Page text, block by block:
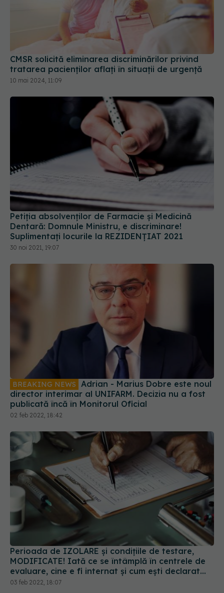
CMSR solicită eliminarea discriminărilor privind
tratarea pacienților aflați în situații de urgență
10 mai 2024, 11:09
Petiția absolvenților de Farmacie și Medicină
Suplimentați locurile la REZIDENȚIAT 2021
30 noi 2021, 19:07
BREAKING NEWS
director interimar al UNIFARM. Decizia nu a fost
publicată încă în Monitorul Oficial
02 feb 2022, 18:42
Perioada de IZOLARE și condițiile de testare,
MODIFICATE! Iată ce se întâmplă în centrele de
evaluare, cine e fi internat și cum ești declarat
vindecat. REGULI NOI
03 feb 2022, 18:07